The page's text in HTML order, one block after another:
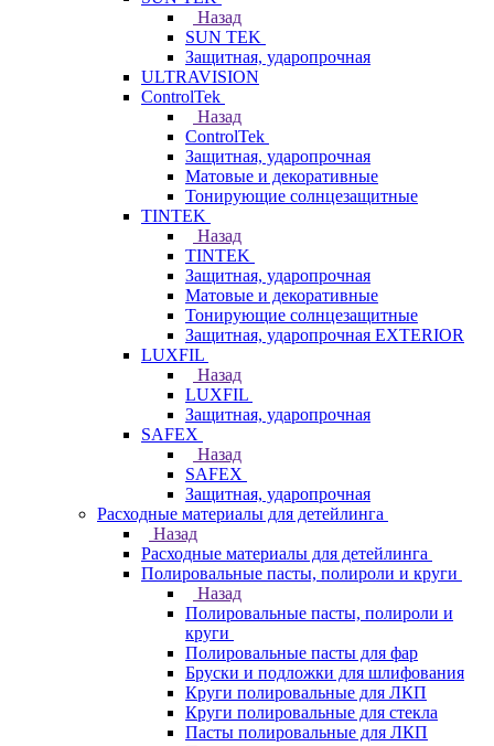
Назад
SUN TEK
Защитная, ударопрочная
ULTRAVISION
ControlTek
Назад
ControlTek
Защитная, ударопрочная
Матовые и декоративные
Тонирующие солнцезащитные
TINTEK
Назад
TINTEK
Защитная, ударопрочная
Матовые и декоративные
Тонирующие солнцезащитные
Защитная, ударопрочная EXTERIOR
LUXFIL
Назад
LUXFIL
Защитная, ударопрочная
SAFEX
Назад
SAFEX
Защитная, ударопрочная
Расходные материалы для детейлинга
Назад
Расходные материалы для детейлинга
Полировальные пасты, полироли и круги
Назад
Полировальные пасты, полироли и
круги
Полировальные пасты для фар
Бруски и подложки для шлифования
Круги полировальные для ЛКП
Круги полировальные для стекла
Пасты полировальные для ЛКП